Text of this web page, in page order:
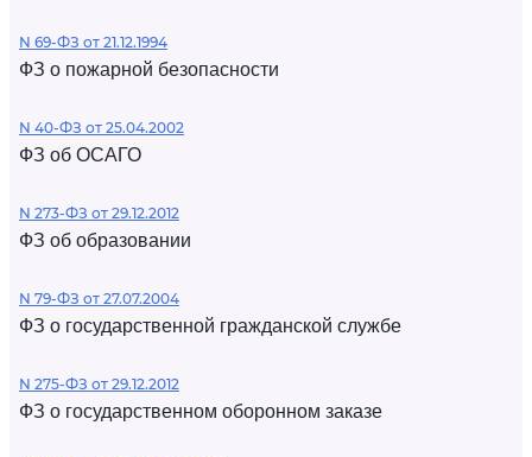
N 69-ФЗ от 21.12.1994
ФЗ о пожарной безопасности
N 40-ФЗ от 25.04.2002
ФЗ об ОСАГО
N 273-ФЗ от 29.12.2012
ФЗ об образовании
N 79-ФЗ от 27.07.2004
ФЗ о государственной гражданской службе
N 275-ФЗ от 29.12.2012
ФЗ о государственном оборонном заказе